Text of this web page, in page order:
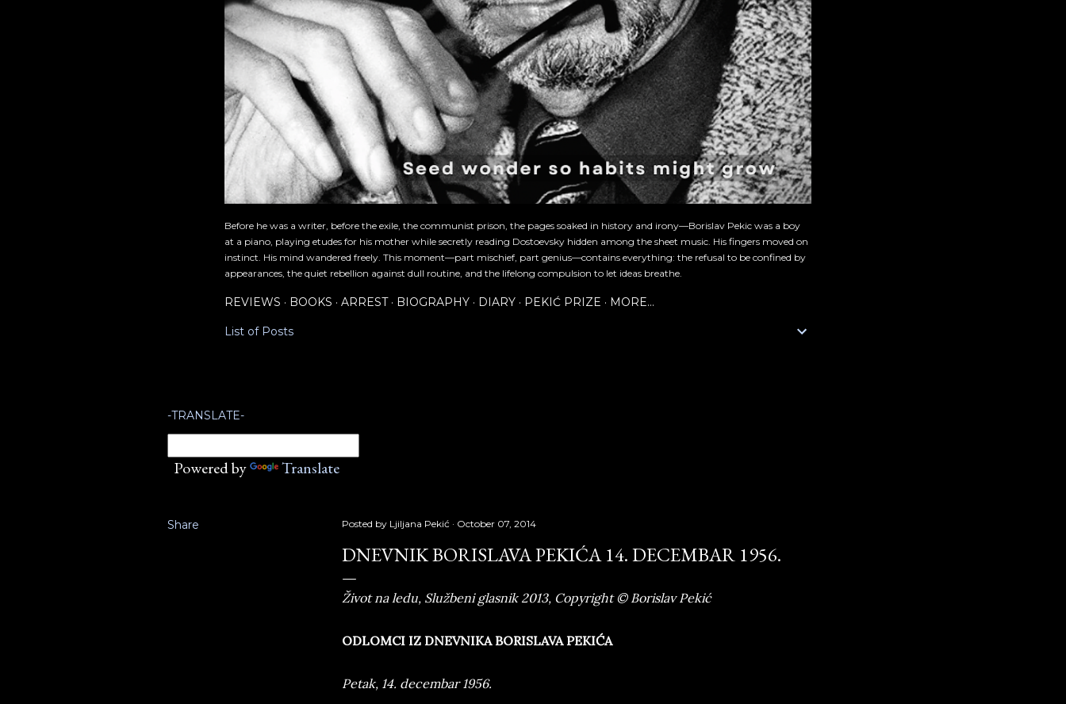
Before he was a writer, before the exile, the communist prison, the pages soaked in history and irony—Borislav Pekic was a boy
at a piano, playing etudes for his mother while secretly reading Dostoevsky hidden among the sheet music. His fingers moved on
instinct. His mind wandered freely. This moment—part mischief, part genius—contains everything: the refusal to be confined by
appearances, the quiet rebellion against dull routine, and the lifelong compulsion to let ideas breathe.
REVIEWS BOOKS ARREST BIOGRAPHY DIARY PEKIĆ PRIZE MORE…
List of Posts
-TRANSLATE-
Powered by Translate
Share Posted by Ljiljana Pekić October 07, 2014
DNEVNIK BORISLAVA PEKIĆA 14. DECEMBAR 1956.
Život na ledu, Službeni glasnik 2013, Copyright © Borislav Pekić
ODLOMCI IZ DNEVNIKA BORISLAVA PEKIĆA
Petak, 14. decembar 1956.